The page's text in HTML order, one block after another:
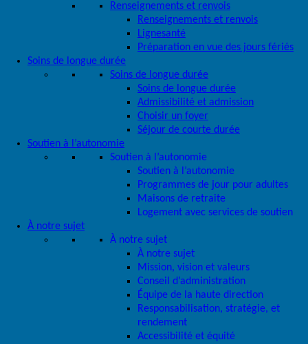
Renseignements et renvois
Renseignements et renvois
Lignesanté
Préparation en vue des jours fériés
Soins de longue durée
Soins de longue durée
Soins de longue durée
Admissibilité et admission
Choisir un foyer
Séjour de courte durée
Soutien à l’autonomie
Soutien à l’autonomie
Soutien à l’autonomie
Programmes de jour pour adultes
Maisons de retraite
Logement avec services de soutien
À notre sujet
À notre sujet
À notre sujet
Mission, vision et valeurs
Conseil d’administration
Équipe de la haute direction
Responsabilisation, stratégie, et
rendement
Accessibilité et équité